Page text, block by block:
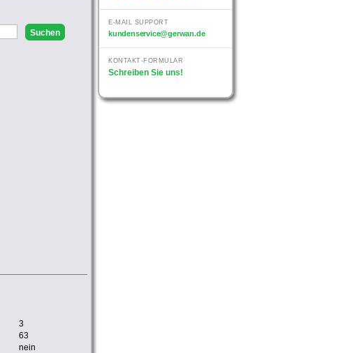
3
63
nein
E-MAIL SUPPORT
kundenservice@gerwan.de
KONTAKT-FORMULAR
Schreiben Sie uns!